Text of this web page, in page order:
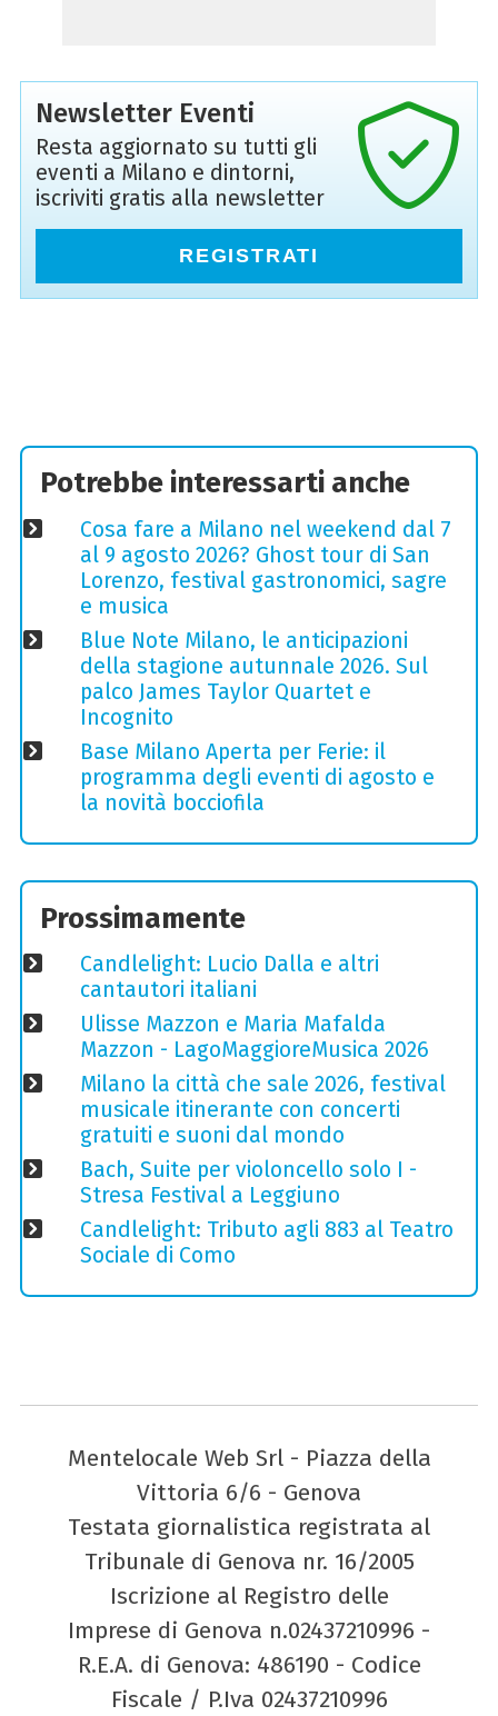
Newsletter Eventi
Resta aggiornato su tutti gli
eventi a Milano e dintorni,
iscriviti gratis alla newsletter
REGISTRATI
Potrebbe interessarti anche
Cosa fare a Milano nel weekend dal 7
al 9 agosto 2026? Ghost tour di San
Lorenzo, festival gastronomici, sagre
e musica
Blue Note Milano, le anticipazioni
della stagione autunnale 2026. Sul
palco James Taylor Quartet e
Incognito
Base Milano Aperta per Ferie: il
programma degli eventi di agosto e
la novità bocciofila
Prossimamente
Candlelight: Lucio Dalla e altri
cantautori italiani
Ulisse Mazzon e Maria Mafalda
Mazzon - LagoMaggioreMusica 2026
Milano la città che sale 2026, festival
musicale itinerante con concerti
gratuiti e suoni dal mondo
Bach, Suite per violoncello solo I -
Stresa Festival a Leggiuno
Candlelight: Tributo agli 883 al Teatro
Sociale di Como
Mentelocale Web Srl - Piazza della
Vittoria 6/6 - Genova
Testata giornalistica registrata al
Tribunale di Genova nr. 16/2005
Iscrizione al Registro delle
Imprese di Genova n.02437210996 -
R.E.A. di Genova: 486190 - Codice
Fiscale / P.Iva 02437210996